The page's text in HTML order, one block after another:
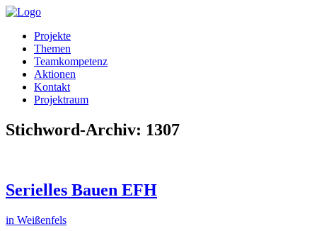
Projekte
Themen
Teamkompetenz
Aktionen
Kontakt
Projektraum
Stichword-Archiv: 1307
Serielles Bauen EFH
in Weißenfels